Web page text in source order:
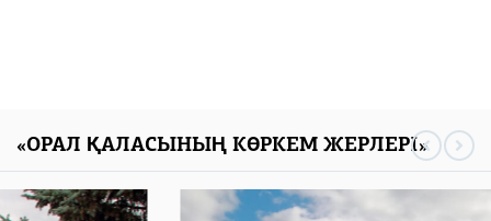
«ОРАЛ ҚАЛАСЫНЫҢ КӨРКЕМ ЖЕРЛЕРІ»